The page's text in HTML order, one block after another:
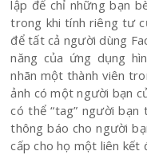
lập để chỉ những bạn
trong khi tính riêng tư
để tất cả người dùng
năng của ứng dụng
nhãn một thành viên
ảnh có một người bạn
có thể “tag” người
thông báo cho người
cấp cho họ một liên kết